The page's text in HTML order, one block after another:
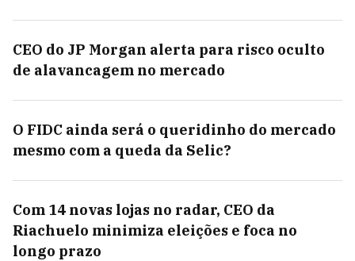
CEO do JP Morgan alerta para risco oculto
de alavancagem no mercado
O FIDC ainda será o queridinho do mercado
mesmo com a queda da Selic?
Com 14 novas lojas no radar, CEO da
Riachuelo minimiza eleições e foca no
longo prazo